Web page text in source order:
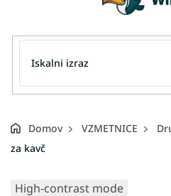
Domov VZMETNICE
za kavč
High-contrast mode